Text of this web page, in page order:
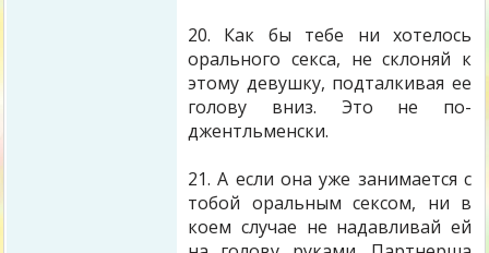
20. Как бы тебе ни хотелось
орального секса, не склоняй к
этому девушку, подталкивая ее
голову вниз. Это не по-
джентльменски.
21. А если она уже занимается с
тобой оральным сексом, ни в
коем случае не надавливай ей